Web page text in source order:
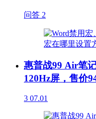
问答 2
惠普战99 Air笔
120Hz屏，售价
3 07.01